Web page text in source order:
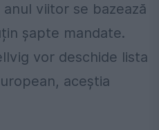
viitor se bazează
șapte mandate.
vor deschide lista
aceștia